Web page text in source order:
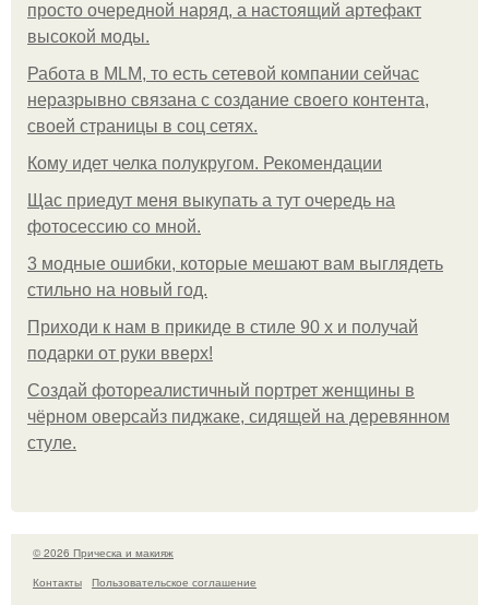
просто очередной наряд, а настоящий артефакт
высокой моды.
Работа в MLM, то есть сетевой компании сейчас
неразрывно связана с создание своего контента,
своей страницы в соц сетях.
Кому идет челка полукругом. Рекомендации
Щас приедут меня выкупать а тут очередь на
фотосессию со мной.
3 модные ошибки, которые мешают вам выглядеть
стильно на новый год.
Приходи к нам в прикиде в стиле 90 х и получай
подарки от руки вверх!
Создай фотореалистичный портрет женщины в
чёрном оверсайз пиджаке, сидящей на деревянном
стуле.
© 2026 Прическа и макияж
Контакты
Пользовательское соглашение